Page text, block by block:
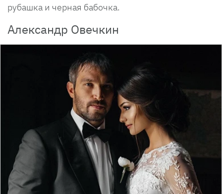
рубашка и черная бабочка.
Александр Овечкин